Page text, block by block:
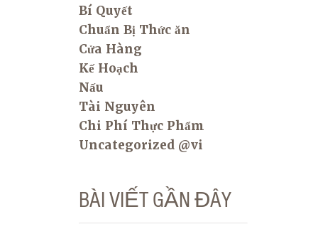
Bí Quyết
Chuẩn Bị Thức ăn
Cửa Hàng
Kế Hoạch
Nấu
Tài Nguyên
Chi Phí Thực Phẩm
Uncategorized @vi
BÀI VIẾT GẦN ĐÂY